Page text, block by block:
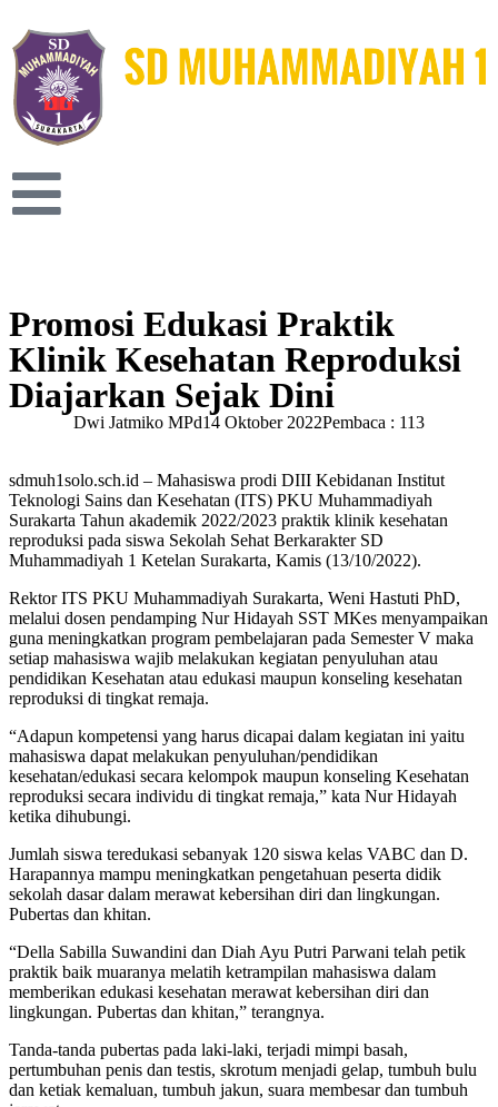
Promosi Edukasi Praktik
Klinik Kesehatan Reproduksi
Diajarkan Sejak Dini
Dwi Jatmiko MPd14 Oktober 2022Pembaca : 113
sdmuh1solo.sch.id – Mahasiswa prodi DIII Kebidanan Institut
Teknologi Sains dan Kesehatan (ITS) PKU Muhammadiyah
Surakarta Tahun akademik 2022/2023 praktik klinik kesehatan
reproduksi pada siswa Sekolah Sehat Berkarakter SD
Muhammadiyah 1 Ketelan Surakarta, Kamis (13/10/2022).
Rektor ITS PKU Muhammadiyah Surakarta, Weni Hastuti PhD,
melalui dosen pendamping Nur Hidayah SST MKes menyampaikan
guna meningkatkan program pembelajaran pada Semester V maka
setiap mahasiswa wajib melakukan kegiatan penyuluhan atau
pendidikan Kesehatan atau edukasi maupun konseling kesehatan
reproduksi di tingkat remaja.
“Adapun kompetensi yang harus dicapai dalam kegiatan ini yaitu
mahasiswa dapat melakukan penyuluhan/pendidikan
kesehatan/edukasi secara kelompok maupun konseling Kesehatan
reproduksi secara individu di tingkat remaja,” kata Nur Hidayah
ketika dihubungi.
Jumlah siswa teredukasi sebanyak 120 siswa kelas VABC dan D.
Harapannya mampu meningkatkan pengetahuan peserta didik
sekolah dasar dalam merawat kebersihan diri dan lingkungan.
Pubertas dan khitan.
“Della Sabilla Suwandini dan Diah Ayu Putri Parwani telah petik
praktik baik muaranya melatih ketrampilan mahasiswa dalam
memberikan edukasi kesehatan merawat kebersihan diri dan
lingkungan. Pubertas dan khitan,” terangnya.
Tanda-tanda pubertas pada laki-laki, terjadi mimpi basah,
pertumbuhan penis dan testis, skrotum menjadi gelap, tumbuh bulu
dan ketiak kemaluan, tumbuh jakun, suara membesar dan tumbuh